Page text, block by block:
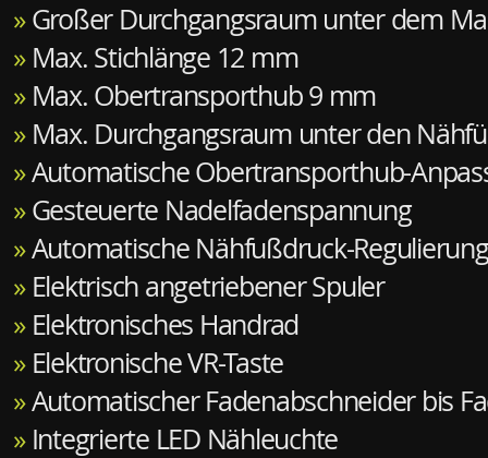
»Großer Durchgangsraum unter dem
» Max. Stichlänge 12 mm
» Max. Obertransporthub 9 mm
» Max. Durchgangsraum unter den
»Automatische Obertransporthub-
»Gesteuerte Nadelfadenspannung
»Automatische Nähfußdruck-Regulierung
» Elektrisch angetriebener Spuler
» Elektronisches Handrad
» Elektronische VR-Taste
»Automatischer Fadenabschneider bis
» Integrierte LED Nähleuchte